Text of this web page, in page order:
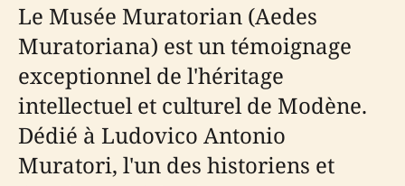
Le Musée Muratorian (Aedes
Muratoriana) est un témoignage
exceptionnel de l'héritage
intellectuel et culturel de Modène.
Dédié à Ludovico Antonio
Muratori, l'un des historiens et